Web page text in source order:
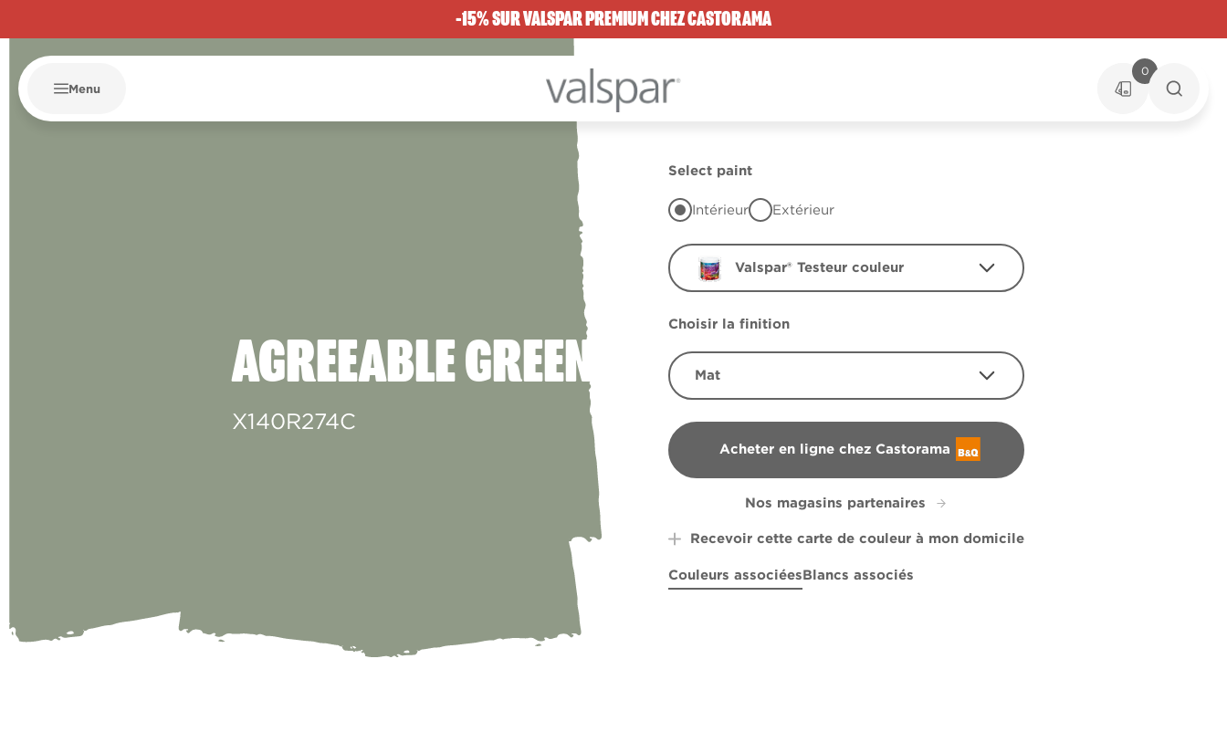
-15% SUR VALSPAR PREMIUM CHEZ CASTORAMA
Menu
0
AGREEABLE GREEN
X140R274C
Select paint
Intérieur Extérieur
Valspar® Testeur couleur
Choisir la finition
Mat
Acheter en ligne chez Castorama
B&Q
Nos magasins partenaires
Recevoir cette carte de couleur à mon domicile
Couleurs associéesBlancs associés